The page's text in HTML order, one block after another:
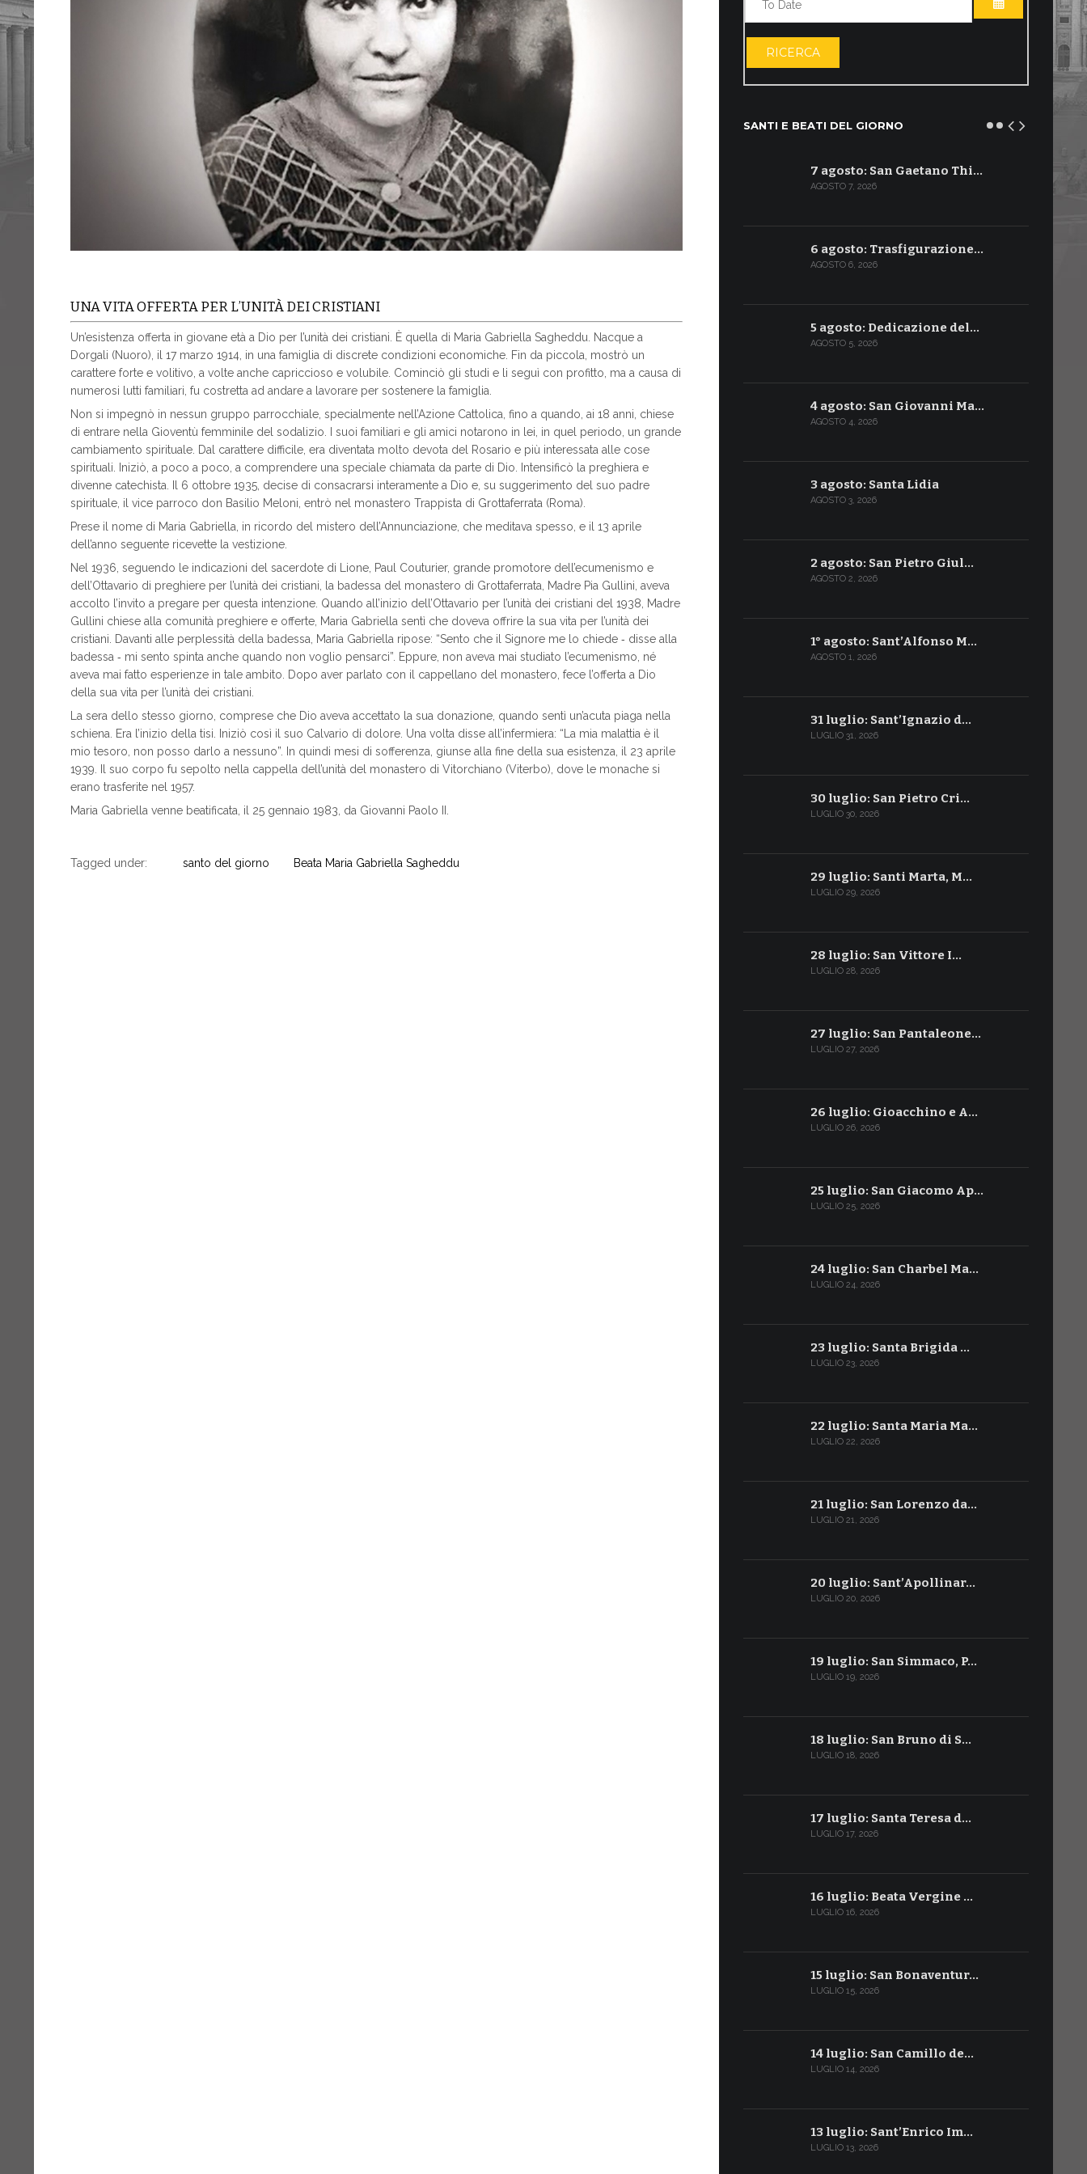
UNA VITA OFFERTA PER L’UNITÀ DEI CRISTIANI
Un’esistenza offerta in giovane età a Dio per l’unità dei cristiani. È quella di Maria Gabriella Sagheddu. Nacque a
Dorgali (Nuoro), il 17 marzo 1914, in una famiglia di discrete condizioni economiche. Fin da piccola, mostrò un
carattere forte e volitivo, a volte anche capriccioso e volubile. Cominciò gli studi e li seguì con profitto, ma a causa di
numerosi lutti familiari, fu costretta ad andare a lavorare per sostenere la famiglia.
Non si impegnò in nessun gruppo parrocchiale, specialmente nell’Azione Cattolica, fino a quando, ai 18 anni, chiese
di entrare nella Gioventù femminile del sodalizio. I suoi familiari e gli amici notarono in lei, in quel periodo, un grande
cambiamento spirituale. Dal carattere difficile, era diventata molto devota del Rosario e più interessata alle cose
spirituali. Iniziò, a poco a poco, a comprendere una speciale chiamata da parte di Dio. Intensificò la preghiera e
divenne catechista. Il 6 ottobre 1935, decise di consacrarsi interamente a Dio e, su suggerimento del suo padre
spirituale, il vice parroco don Basilio Meloni, entrò nel monastero Trappista di Grottaferrata (Roma).
Prese il nome di Maria Gabriella, in ricordo del mistero dell’Annunciazione, che meditava spesso, e il 13 aprile
dell’anno seguente ricevette la vestizione.
Nel 1936, seguendo le indicazioni del sacerdote di Lione, Paul Couturier, grande promotore dell’ecumenismo e
dell’Ottavario di preghiere per l’unità dei cristiani, la badessa del monastero di Grottaferrata, Madre Pia Gullini, aveva
accolto l’invito a pregare per questa intenzione. Quando all’inizio dell’Ottavario per l’unità dei cristiani del 1938, Madre
Gullini chiese alla comunità preghiere e offerte, Maria Gabriella sentì che doveva offrire la sua vita per l’unità dei
cristiani. Davanti alle perplessità della badessa, Maria Gabriella ripose: “Sento che il Signore me lo chiede ‑ disse alla
badessa ‑ mi sento spinta anche quando non voglio pensarci”. Eppure, non aveva mai studiato l’ecumenismo, né
aveva mai fatto esperienze in tale ambito. Dopo aver parlato con il cappellano del monastero, fece l’offerta a Dio
della sua vita per l’unità dei cristiani.
La sera dello stesso giorno, comprese che Dio aveva accettato la sua donazione, quando sentì un’acuta piaga nella
schiena. Era l’inizio della tisi. Iniziò così il suo Calvario di dolore. Una volta disse all’infermiera: “La mia malattia è il
mio tesoro, non posso darlo a nessuno”. In quindi mesi di sofferenza, giunse alla fine della sua esistenza, il 23 aprile
1939. Il suo corpo fu sepolto nella cappella dell’unità del monastero di Vitorchiano (Viterbo), dove le monache si
erano trasferite nel 1957.
Maria Gabriella venne beatificata, il 25 gennaio 1983, da Giovanni Paolo II.
Tagged under: santo del giorno Beata Maria Gabriella Sagheddu
APRI IL
RICERCA
SANTI E BEATI DEL GIORNO
7 agosto: San Gaetano Thi…
AGOSTO 7, 2026
6 agosto: Trasfigurazione…
AGOSTO 6, 2026
5 agosto: Dedicazione del…
AGOSTO 5, 2026
4 agosto: San Giovanni Ma…
AGOSTO 4, 2026
3 agosto: Santa Lidia
AGOSTO 3, 2026
2 agosto: San Pietro Giul…
AGOSTO 2, 2026
1° agosto: Sant’Alfonso M…
AGOSTO 1, 2026
31 luglio: Sant’Ignazio d…
LUGLIO 31, 2026
30 luglio: San Pietro Cri…
LUGLIO 30, 2026
29 luglio: Santi Marta, M…
LUGLIO 29, 2026
28 luglio: San Vittore I…
LUGLIO 28, 2026
27 luglio: San Pantaleone…
LUGLIO 27, 2026
26 luglio: Gioacchino e A…
LUGLIO 26, 2026
25 luglio: San Giacomo Ap…
LUGLIO 25, 2026
24 luglio: San Charbel Ma…
LUGLIO 24, 2026
23 luglio: Santa Brigida …
LUGLIO 23, 2026
22 luglio: Santa Maria Ma…
LUGLIO 22, 2026
21 luglio: San Lorenzo da…
LUGLIO 21, 2026
20 luglio: Sant’Apollinar…
LUGLIO 20, 2026
19 luglio: San Simmaco, P…
LUGLIO 19, 2026
18 luglio: San Bruno di S…
LUGLIO 18, 2026
17 luglio: Santa Teresa d…
LUGLIO 17, 2026
16 luglio: Beata Vergine …
LUGLIO 16, 2026
15 luglio: San Bonaventur…
LUGLIO 15, 2026
14 luglio: San Camillo de…
LUGLIO 14, 2026
13 luglio: Sant’Enrico Im…
LUGLIO 13, 2026